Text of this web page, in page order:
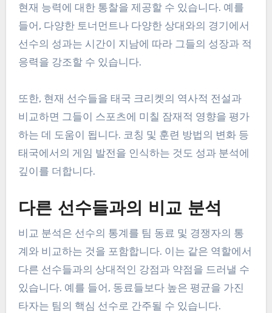
현재 능력에 대한 통찰을 제공할 수 있습니다. 예를
들어, 다양한 토너먼트나 다양한 상대와의 경기에서
선수의 성과는 시간이 지남에 따라 그들의 성장과 적
응력을 강조할 수 있습니다.
또한, 현재 선수들을 태국 크리켓의 역사적 전설과
비교하면 그들이 스포츠에 미칠 잠재적 영향을 평가
하는 데 도움이 됩니다. 코칭 및 훈련 방법의 변화 등
태국에서의 게임 발전을 인식하는 것도 성과 분석에
깊이를 더합니다.
다른 선수들과의 비교 분석
비교 분석은 선수의 통계를 팀 동료 및 경쟁자의 통
계와 비교하는 것을 포함합니다. 이는 같은 역할에서
다른 선수들과의 상대적인 강점과 약점을 드러낼 수
있습니다. 예를 들어, 동료들보다 높은 평균을 가진
타자는 팀의 핵심 선수로 간주될 수 있습니다.